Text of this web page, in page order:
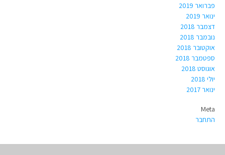
פברואר 2019
ינואר 2019
דצמבר 2018
נובמבר 2018
אוקטובר 2018
ספטמבר 2018
אוגוסט 2018
יולי 2018
ינואר 2017
Meta
התחבר